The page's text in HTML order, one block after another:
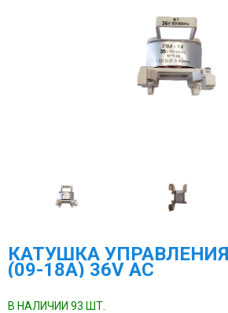
КАТУШКА
(09-18А) 36V AC
В НАЛИЧИИ 93 ШТ.